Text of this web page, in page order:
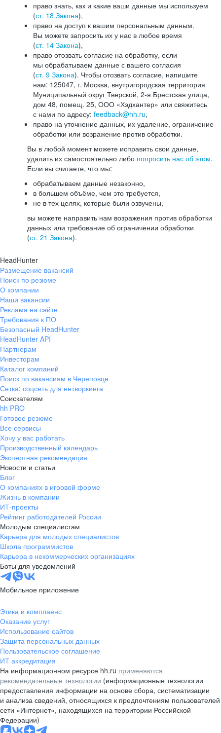
право знать, как и какие ваши данные мы используем
(ст. 18 Закона),
право на доступ к вашим персональным данным.
Вы можете запросить их у нас в любое время
(ст. 14 Закона),
право отозвать согласие на обработку, если
мы обрабатываем данные с вашего согласия
(ст. 9 Закона). Чтобы отозвать согласие, напишите
нам: 125047, г. Москва, внутригородская территория
Муниципальный округ Тверской, 2-я Брестская улица,
дом 48, помещ. 25, ООО «Хэдхантер» или свяжитесь
с нами по адресу: feedback@hh.ru,
право на уточнение данных, их удаление, ограничение
обработки или возражение против обработки.
Вы в любой момент можете исправить свои данные,
удалить их самостоятельно либо попросить нас об этом.
Если вы считаете, что мы:
обрабатываем данные незаконно,
в большем объёме, чем это требуется,
не в тех целях, которые были озвучены,
вы можете направить нам возражения против обработки
данных или требование об ограничении обработки
(ст. 21 Закона).
HeadHunter
Размещение вакансий
Поиск по резюме
О компании
Наши вакансии
Реклама на сайте
Требования к ПО
Безопасный HeadHunter
HeadHunter API
Партнерам
Инвесторам
Каталог компаний
Поиск по вакансиям в Череповце
Сетка: соцсеть для нетворкинга
Соискателям
hh PRO
Готовое резюме
Все сервисы
Хочу у вас работать
Производственный календарь
Экспертная рекомендация
Новости и статьи
Блог
О компаниях в игровой форме
Жизнь в компании
ИТ-проекты
Рейтинг работодателей России
Молодым специалистам
Карьера для молодых специалистов
Школа программистов
Карьера в некоммерческих организациях
Боты для уведомлений
Мобильное приложение
Этика и комплаенс
Оказание услуг
Использование сайтов
Защита персональных данных
Пользовательское соглашение
ИТ аккредитация
На информационном ресурсе hh.ru применяются
рекомендательные технологии (информационные технологии
предоставления информации на основе сбора, систематизации
и анализа сведений, относящихся к предпочтениям пользователей
сети «Интернет», находящихся на территории Российской
Федерации)